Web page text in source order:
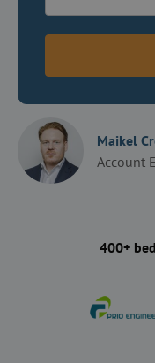
Maikel
Account
400+